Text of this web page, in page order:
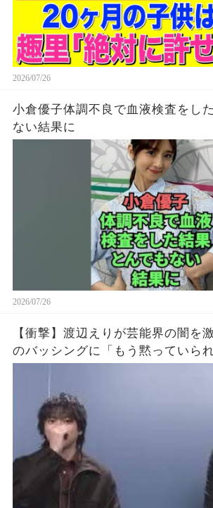
2026/07/26
小倉優子体調不良で血液検査をし
ない結果に
2026/07/26
【衝撃】渡辺えりが芸能界の闇を
のバッシングに「もう黙っていら